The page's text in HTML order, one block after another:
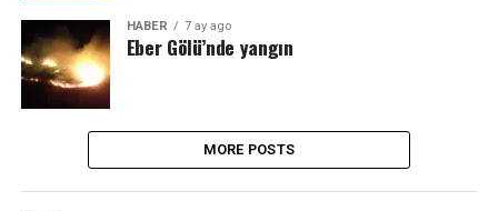
HABER 7 ay ago
Eber Gölü’nde yangın
MORE POSTS